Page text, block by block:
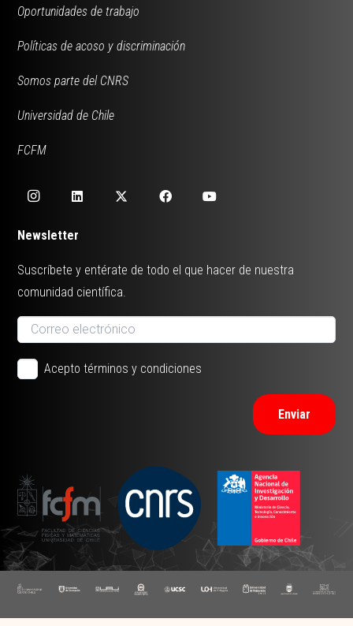
Oportunidades de trabajo
Políticas de acoso y discriminación
Somos parte del CNRS
Universidad de Chile
FCFM
Newsletter
Suscríbete y entérate de todo el que hacer de nuestra
comunidad científica.
Acepto términos y condiciones
Enviar